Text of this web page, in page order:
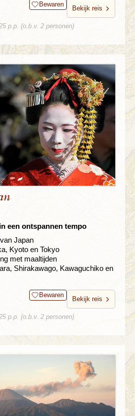
Bewaren
Bekijk reis
p.p. (o.b.v. 2 personen)
een ontspannen tempo
Japan
Kyoto en Tokyo
met maaltijden
Shirakawago, Kawaguchiko en
Bewaren
Bekijk reis
p.p. (o.b.v. 2 personen)